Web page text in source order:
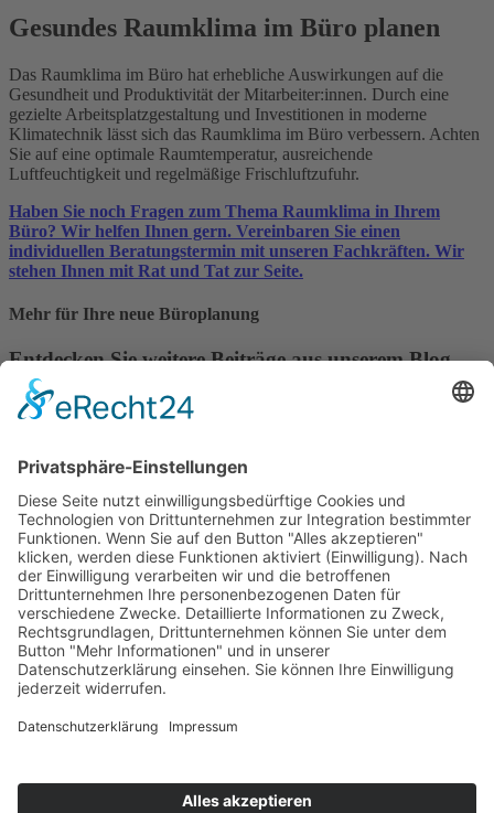
Gesundes Raumklima im Büro planen
Das Raumklima im Büro hat erhebliche Auswirkungen auf die
Gesundheit und Produktivität der Mitarbeiter:innen. Durch eine
gezielte Arbeitsplatzgestaltung und Investitionen in moderne
Klimatechnik lässt sich das Raumklima im Büro verbessern. Achten
Sie auf eine optimale Raumtemperatur, ausreichende
Luftfeuchtigkeit und regelmäßige Frischluftzufuhr.
Haben Sie noch Fragen zum Thema Raumklima in Ihrem
Büro? Wir helfen Ihnen gern. Vereinbaren Sie einen
individuellen Beratungstermin mit unseren Fachkräften. Wir
stehen Ihnen mit Rat und Tat zur Seite.
Mehr für Ihre neue Büroplanung
Entdecken Sie weitere Beiträge aus unserem Blog
Entdecken Sie weitere spannende Beiträge rund um New Work,
hybride Arbeitsmodelle und moderne Bürokonzepte. Jetzt
Arbeitssicherheit im Büro: Vorschriften,
Maßnahmen und sichere Umsetzung in der Praxis
Zum Artikel »
Bürobeleuchtung am Arbeitsplatz: Die
Auswirkungen von unzureichender Beleuchtung im
Büro
Büroplanung: Schritt-für-Schritt zu Ihrer